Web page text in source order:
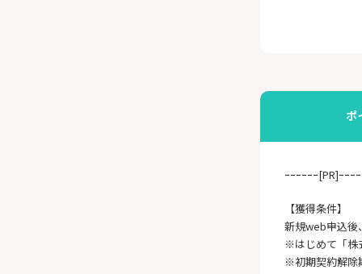
ポ
ｰｰｰｰｰｰ[PR]ｰｰｰ
【獲得条件】
新規web申込後
※はじめて「株
※初期契約解除